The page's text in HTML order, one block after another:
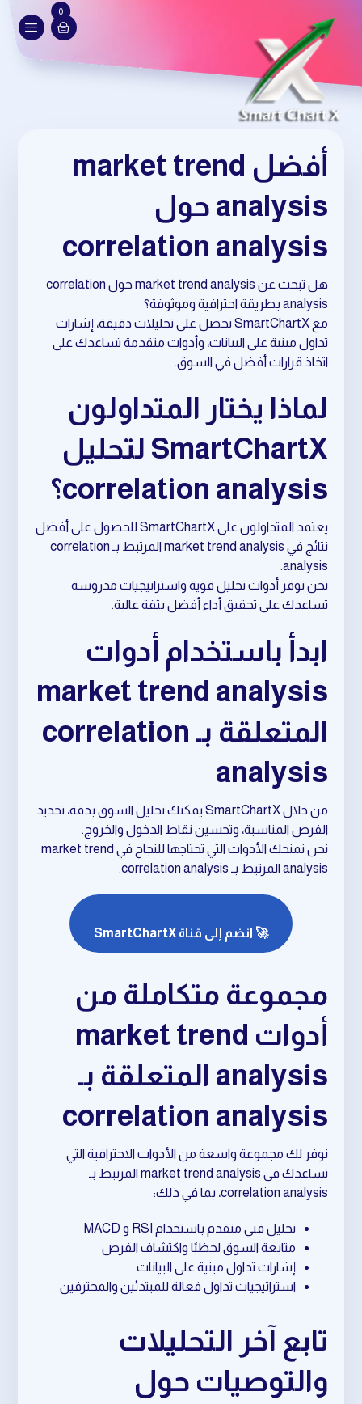
0
أفضل market trend
analysis حول
correlation analysis
هل تبحث عن market trend analysis حول correlation
analysis بطريقة احترافية وموثوقة؟
مع SmartChartX تحصل على تحليلات دقيقة، إشارات
تداول مبنية على البيانات، وأدوات متقدمة تساعدك على
اتخاذ قرارات أفضل في السوق.
لماذا يختار المتداولون
SmartChartX لتحليل
correlation analysis؟
يعتمد المتداولون على SmartChartX للحصول على أفضل
نتائج في market trend analysis المرتبط بـ correlation
analysis.
نحن نوفر أدوات تحليل قوية واستراتيجيات مدروسة
تساعدك على تحقيق أداء أفضل بثقة عالية.
ابدأ باستخدام أدوات
market trend analysis
المتعلقة بـ correlation
analysis
من خلال SmartChartX يمكنك تحليل السوق بدقة، تحديد
الفرص المناسبة، وتحسين نقاط الدخول والخروج.
نحن نمنحك الأدوات التي تحتاجها للنجاح في market trend
analysis المرتبط بـ correlation analysis.
🚀 انضم إلى قناة SmartChartX
مجموعة متكاملة من
أدوات market trend
analysis المتعلقة بـ
correlation analysis
نوفر لك مجموعة واسعة من الأدوات الاحترافية التي
تساعدك في market trend analysis المرتبط بـ
correlation analysis، بما في ذلك:
تحليل فني متقدم باستخدام RSI و MACD
متابعة السوق لحظيًا واكتشاف الفرص
إشارات تداول مبنية على البيانات
استراتيجيات تداول فعالة للمبتدئين والمحترفين
تابع آخر التحليلات
والتوصيات حول